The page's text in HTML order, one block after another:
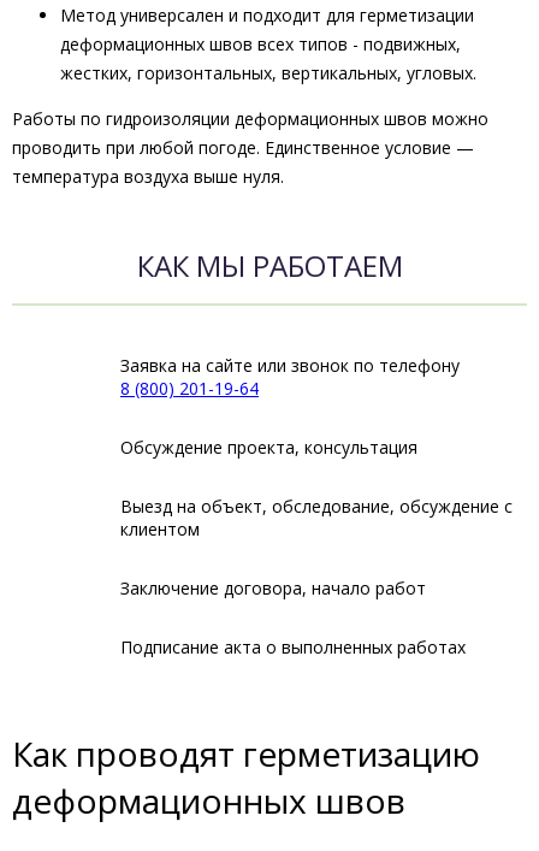
Метод универсален и подходит для герметизации
деформационных швов всех типов - подвижных,
жестких, горизонтальных, вертикальных, угловых.
Работы по гидроизоляции деформационных швов можно
проводить при любой погоде. Единственное условие —
температура воздуха выше нуля.
КАК МЫ РАБОТАЕМ
Заявка на сайте или звонок по телефону
8 (800) 201-19-64
Обсуждение проекта, консультация
Выезд на объект, обследование, обсуждение с
клиентом
Заключение договора, начало работ
Подписание акта о выполненных работах
Как проводят герметизацию
деформационных швов